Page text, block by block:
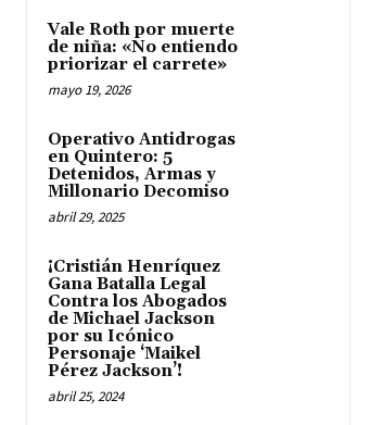
Vale Roth por muerte
de niña: «No entiendo
priorizar el carrete»
mayo 19, 2026
Operativo Antidrogas
en Quintero: 5
Detenidos, Armas y
Millonario Decomiso
abril 29, 2025
¡Cristián Henríquez
Gana Batalla Legal
Contra los Abogados
de Michael Jackson
por su Icónico
Personaje ‘Maikel
Pérez Jackson’!
abril 25, 2024